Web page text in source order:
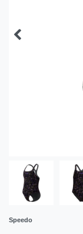
Speedo